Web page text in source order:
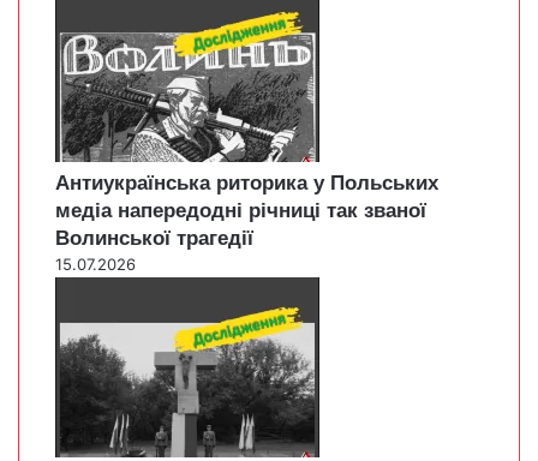
Антиукраїнська риторика у Польських
медіа напередодні річниці так званої
Волинської трагедії
15.07.2026